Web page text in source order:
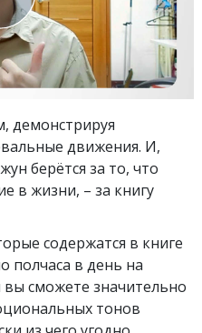
демонстрируя
движения. И,
берётся за то, что
в жизни, – за книгу
содержатся в книге
полчаса в день на
сможете значительно
тонов